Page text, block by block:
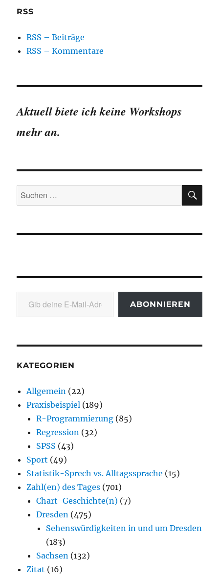
RSS
RSS – Beiträge
RSS – Kommentare
Aktuell biete ich keine Workshops
mehr an.
Suchen
nach:
Gib deine E-Mail-Adresse ein ...
ABONNIEREN
KATEGORIEN
Allgemein (22)
Praxisbeispiel (189)
R-Programmierung (85)
Regression (32)
SPSS (43)
Sport (49)
Statistik-Sprech vs. Alltagssprache (15)
Zahl(en) des Tages (701)
Chart-Geschichte(n) (7)
Dresden (475)
Sehenswürdigkeiten in und um Dresden
(183)
Sachsen (132)
Zitat (16)